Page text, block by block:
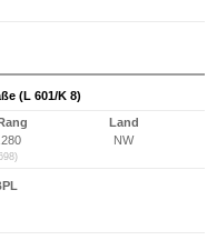
(L 601/K 8)
Land
NW